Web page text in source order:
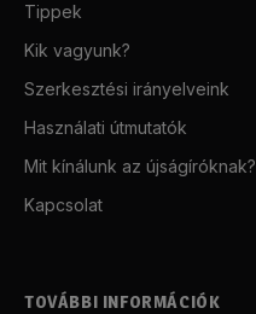
Tippek
Kik vagyunk?
Szerkesztési irányelveink
Használati útmutatók
Mit kínálunk az újságíróknak?
Kapcsolat
TOVÁBBI INFORMÁCIÓK